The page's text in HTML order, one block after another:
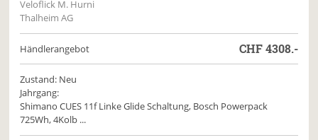
Veloflick M. Hurni
Thalheim AG
Händlerangebot CHF4308.-
Zustand: Neu
Jahrgang:
Shimano CUES 11f Linke Glide Schaltung, Bosch Powerpack
725Wh, 4Kolb ...